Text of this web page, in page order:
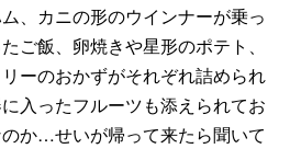
、カニの形のウインナーが乗っ
ご飯、卵焼きや星形のポテト、
ーのおかずがそれぞれ詰められ
入ったフルーツも添えられてお
か…せいが帰って来たら聞いて